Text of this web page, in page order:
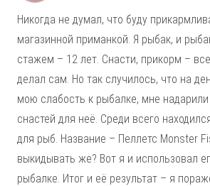
Никогда не думал, что буду
магазинной приманкой. Я рыбак, и
стажем – 12 лет. Снасти, прикорм –
делал сам. Но так случилось, что на
мою слабость к рыбалке, мне надарили
снастей для неё. Среди всего
для рыб. Название – Пеллетс Monster
выкидывать же? Вот я и использовал
рыбалке. Итог и её результат – я